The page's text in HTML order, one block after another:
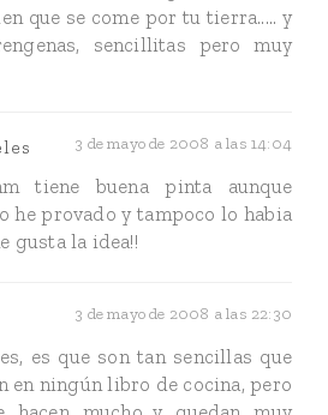
que se come por tu tierra..... y
sencillitas pero muy
3 de mayo de 2008 a las 14:04
tiene buena pinta aunque
he provado y tampoco lo habia
gusta la idea!!
3 de mayo de 2008 a las 22:30
es que son tan sencillas que
en ningún libro de cocina, pero